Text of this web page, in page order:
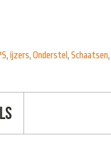
, ijzers, Onderstel, Schaatsen,